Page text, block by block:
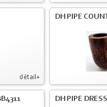
détail+
DH PIPE
DH PIPE